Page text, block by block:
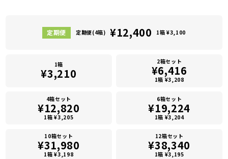
定期便(4箱) ¥12,400 1箱 ¥3,100
1箱
¥3,210
2箱セット
¥6,416
1箱 ¥3,208
4箱セット
¥12,820
1箱 ¥3,205
6箱セット
¥19,224
1箱 ¥3,204
10箱セット
¥31,980
1箱 ¥3,198
12箱セット
¥38,340
1箱 ¥3,195